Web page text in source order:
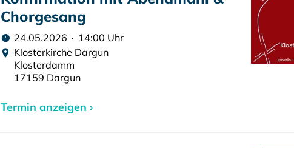
Chorgesang
24.05.2026 · 14:00 Uhr
Klosterkirche Dargun
Klosterdamm
17159 Dargun
Termin anzeigen ›